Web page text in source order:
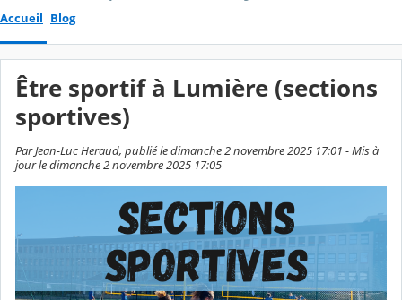
Accueil Blog
Être sportif à Lumière (sections
sportives)
Par Jean-Luc Heraud, publié le dimanche 2 novembre 2025 17:01 - Mis à
jour le dimanche 2 novembre 2025 17:05